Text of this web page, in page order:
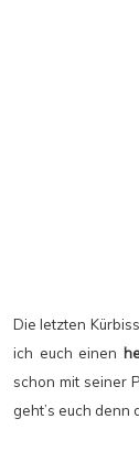
Die letzten
ich euch einen
schon mit seiner
geht’s euch